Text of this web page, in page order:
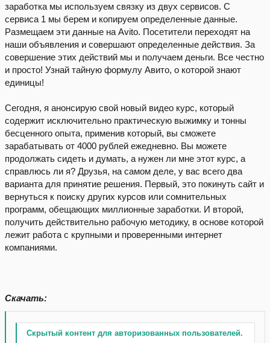
заработка мы используем связку из двух сервисов. С
сервиса 1 мы берем и копируем определенные данные.
Размещаем эти данные на Avito. Посетители переходят на
наши объявления и совершают определенные действия. За
совершение этих действий мы и получаем деньги. Все честно
и просто! Узнай тайную формулу Авито, о которой знают
единицы!
Сегодня, я анонсирую свой новый видео курс, который
содержит исключительно практическую выжимку и тонны
бесценного опыта, применив который, вы сможете
зарабатывать от 4000 рублей ежедневно. Вы можете
продолжать сидеть и думать, а нужен ли мне этот курс, а
справлюсь ли я? Друзья, на самом деле, у вас всего два
варианта для принятие решения. Первый, это покинуть сайт и
вернуться к поиску других курсов или сомнительных
программ, обещающих миллионные заработки. И второй,
получить действительно рабочую методику, в основе которой
лежит работа с крупными и проверенными интернет
компаниями.
Скачать:
Скрытый контент для авторизованных пользователей.